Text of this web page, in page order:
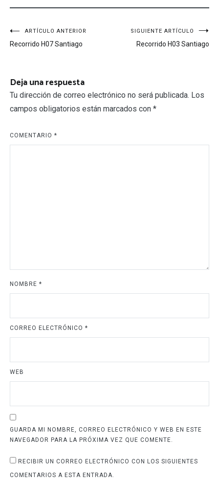
Navegación
de
ARTÍCULO ANTERIOR
Recorrido H07 Santiago
SIGUIENTE ARTÍCULO
Recorrido H03 Santiago
Deja una respuesta
Tu dirección de correo electrónico no será publicada. Los
campos obligatorios están marcados con *
COMENTARIO *
NOMBRE *
CORREO ELECTRÓNICO *
WEB
GUARDA MI NOMBRE, CORREO ELECTRÓNICO Y WEB EN ESTE
NAVEGADOR PARA LA PRÓXIMA VEZ QUE COMENTE.
RECIBIR UN CORREO ELECTRÓNICO CON LOS SIGUIENTES
COMENTARIOS A ESTA ENTRADA.